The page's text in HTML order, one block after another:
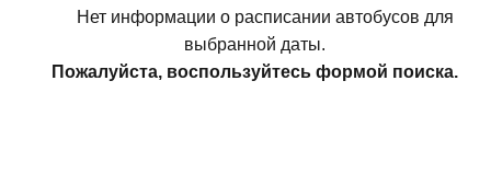
Нет информации о расписании автобусов для
выбранной даты.
Пожалуйста, воспользуйтесь формой поиска.